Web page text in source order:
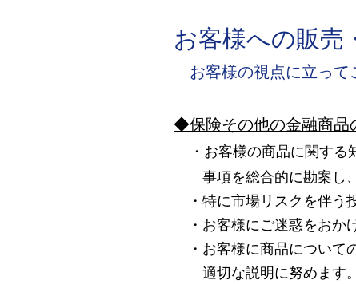
お客様への販売
お客様の視点に立って
◆保険その他の金融商品
・お客様の商品に関す
事項を総合的に勘案し、
・特に市場リスクを伴う
・お客様にご迷惑をおか
・お客様に商品について
適切な説明に努めます。